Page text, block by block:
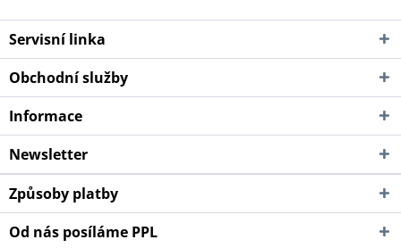
Servisní linka
Obchodní služby
Informace
Newsletter
Způsoby platby
Od nás posíláme PPL